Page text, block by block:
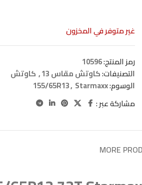
غير متوفر في المخزون
رمز المنتج:10596
التصنيفات:كاوتش مقاس 13 , كاوتش
الوسوم:
155/65R13, Starmaxx
مشاركة عبر :
MORE